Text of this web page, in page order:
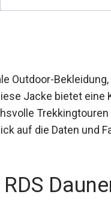
Outdoor-Bekleidung,
Jacke bietet
auf die Daten und